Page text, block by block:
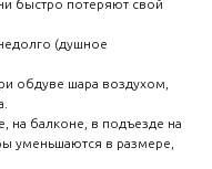
быстро потеряют свой
(душное
обдуве шара воздухом,
на балконе, в подъезде на
уменьшаются в размере,